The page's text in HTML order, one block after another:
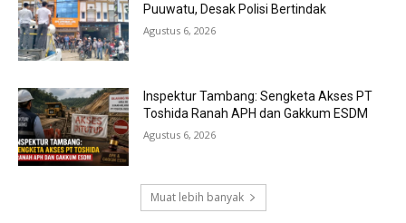
Puuwatu, Desak Polisi Bertindak
Agustus 6, 2026
Inspektur Tambang: Sengketa Akses PT
Toshida Ranah APH dan Gakkum ESDM
Agustus 6, 2026
Muat lebih banyak